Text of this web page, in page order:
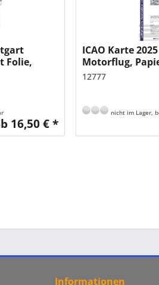
Folie,
16,50 € *
ICAO Karte
Motorflug,
gefalzt, 1:500.000
12777
nicht im Lager,
Informationen